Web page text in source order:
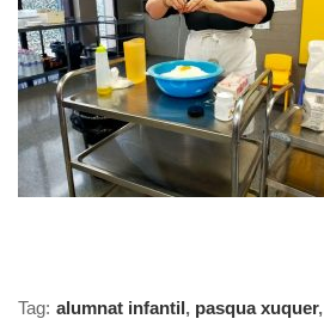
Tag: alumnat infantil, pasqua xuquer,